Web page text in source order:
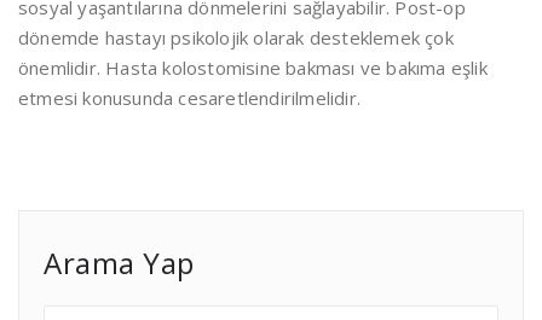
sosyal yaşantılarına dönmelerini sağlayabilir. Post-op
dönemde hastayı psikolojik olarak desteklemek çok
önemlidir. Hasta kolostomisine bakması ve bakıma eşlik
etmesi konusunda cesaretlendirilmelidir.
Arama Yap